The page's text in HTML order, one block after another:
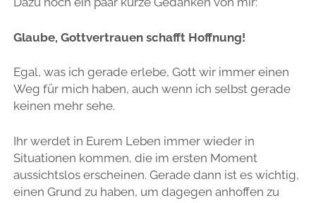
Glaube, Gottvertrauen schafft Hoffnung!
Egal, was ich gerade erlebe, Gott wir immer einen
Weg für mich haben, auch wenn ich selbst gerade
keinen mehr sehe.
Ihr werdet in Eurem Leben immer wieder in
Situationen kommen, die im ersten Moment
aussichtslos erscheinen. Gerade dann ist es wichtig,
einen Grund zu haben, um dagegen anhoffen zu